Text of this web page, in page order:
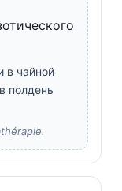
в чайной
полдень